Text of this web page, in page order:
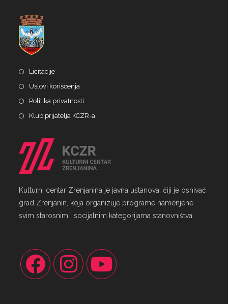
Licitacije
Uslovi korišćenja
Politika privatnosti
Klub prijatelja KCZR-a
Kulturni centar Zrenjanina je javna ustanova, čiji je osnivač
grad Zrenjanin, koja organizuje programe namenjene
svim starosnim i socijalnim kategorijama stanovništva.